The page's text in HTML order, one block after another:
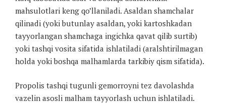
mahsulotlari keng qo’llaniladi. Asaldan shamchalar
qilinadi (yoki butunlay asaldan, yoki kartoshkadan
tayyorlangan shamchaga ingichka qavat qilib surtib)
yoki tashqi vosita sifatida ishlatiladi (aralshtirilmagan
holda yoki boshqa malhamlarda tarkibiy qism sifatida).
Propolis tashqi tugunli gemorroyni tez davolashda
vazelin asosli malham tayyorlash uchun ishlatiladi.